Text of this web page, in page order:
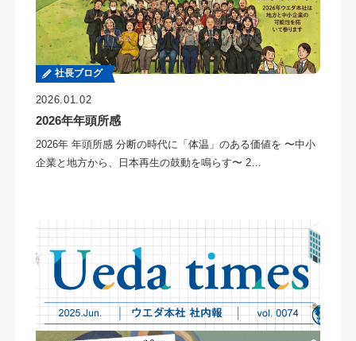
社長ブログ
2026.01.02
2026年年頭所感
2026年 年頭所感 分断の時代に「体温」のある価値を 〜中小
企業と地方から、日本再生の鼓動を鳴らす〜 2…